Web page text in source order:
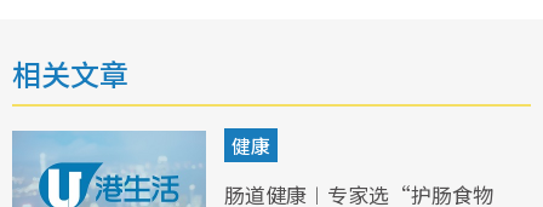
相关文章
健康
肠道健康︱专家选“护肠食物